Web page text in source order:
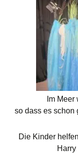
Im
so dass es schon
Die Kinder